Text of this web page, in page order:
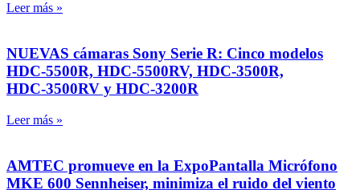
Leer más »
NUEVAS cámaras Sony Serie R: Cinco modelos
HDC‑5500R, HDC‑5500RV, HDC‑3500R,
HDC‑3500RV y HDC‑3200R
Leer más »
AMTEC promueve en la ExpoPantalla Micrófono
MKE 600 Sennheiser, minimiza el ruido del viento